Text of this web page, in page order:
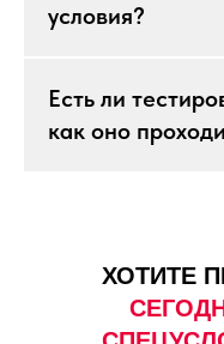
условия?
Есть ли
как оно
ХОТИТЕ